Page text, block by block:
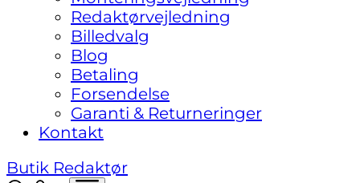
Redaktørvejledning
Billedvalg
Blog
Betaling
Forsendelse
Garanti & Returneringer
Kontakt
Butik Redaktør